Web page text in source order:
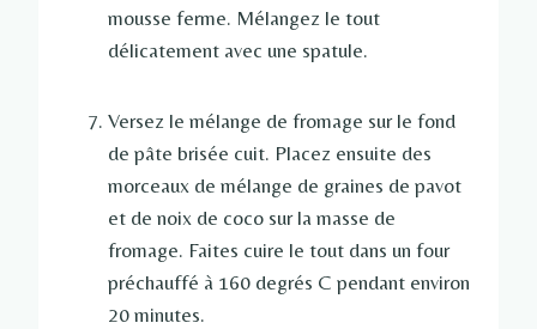
mousse ferme. Mélangez le tout
délicatement avec une spatule.
Versez le mélange de fromage sur le fond
de pâte brisée cuit. Placez ensuite des
morceaux de mélange de graines de pavot
et de noix de coco sur la masse de
fromage. Faites cuire le tout dans un four
préchauffé à 160 degrés C pendant environ
20 minutes.